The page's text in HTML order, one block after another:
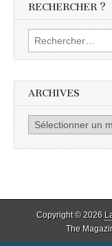
RECHERCHER ?
Rechercher :
ARCHIVES
Archives
Copyright © 2026
The